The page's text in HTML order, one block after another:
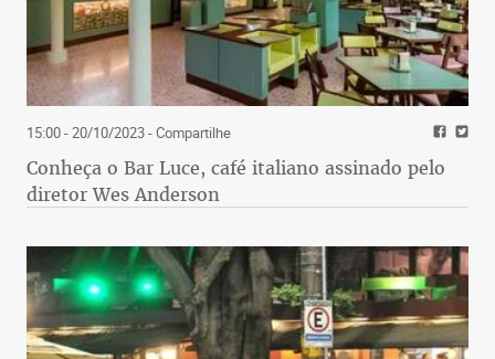
15:00 - 20/10/2023- Compartilhe
Conheça o Bar Luce, café italiano assinado pelo
diretor Wes Anderson